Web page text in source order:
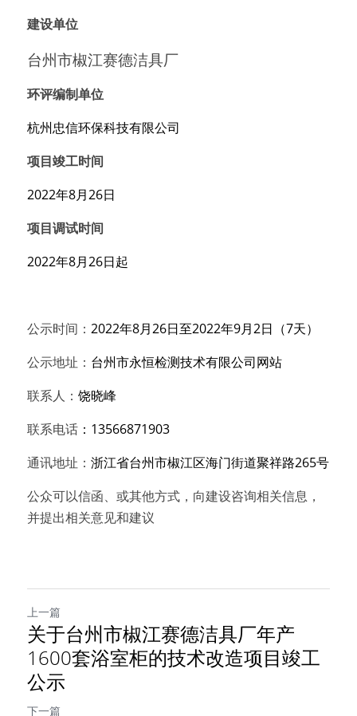
建设单位
台州市椒江赛德洁具厂
环评编制单位
杭州忠信环保科技有限公司
项目竣工时间
2022年8月26日
项目调试时间
2022年8月26日起
公示时间： 2022年8月26日至2022年9月2日（7天）
公示地址： 台州市永恒检测技术有限公司网站
联系人： 饶晓峰
联系电话 ：13566871903
通讯地址： 浙江省台州市椒江区海门街道聚祥路265号
公众可以信函、或其他方式，向建设咨询相关信息，
并提出相关意见和建议
上一篇
关于台州市椒江赛德洁具厂年产
1600套浴室柜的技术改造项目竣工
公示
下一篇